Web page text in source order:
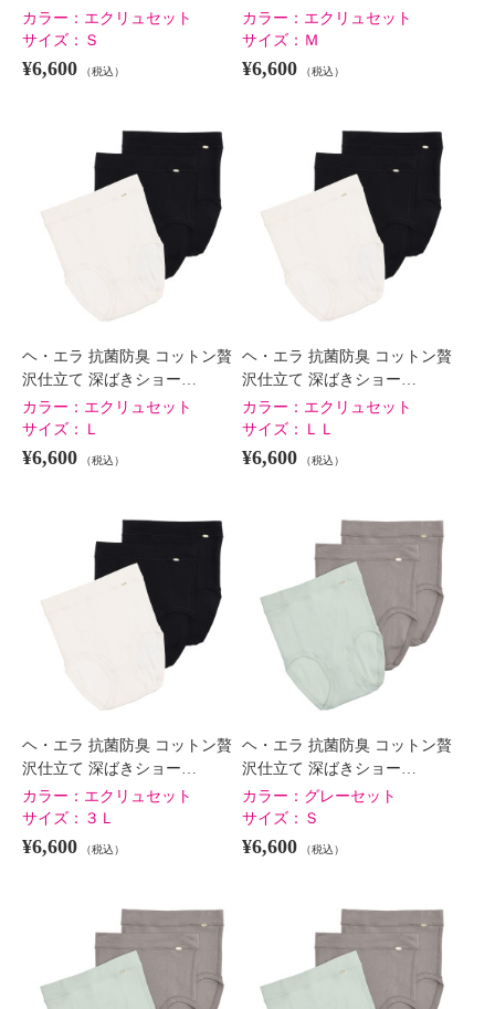
カラー： エクリュセット
サイズ： Ｓ
¥6,600 （税込）
カラー： エクリュセット
サイズ： Ｍ
¥6,600 （税込）
ヘ・エラ 抗菌防臭 コットン贅
沢仕立て 深ばきショー…
カラー： エクリュセット
サイズ：
Ｌ
¥6,600 （税込）
ヘ・エラ 抗菌防臭 コットン贅
沢仕立て 深ばきショー…
カラー： エクリュセット
サイズ：
ＬＬ
¥6,600 （税込）
ヘ・エラ 抗菌防臭 コットン贅
沢仕立て 深ばきショー…
カラー： エクリュセット
サイズ： ３Ｌ
¥6,600 （税込）
ヘ・エラ 抗菌防臭 コットン贅
沢仕立て 深ばきショー…
カラー： グレーセット
サイズ： Ｓ
¥6,600 （税込）